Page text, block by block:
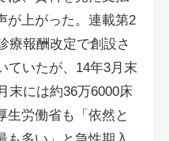
が上がった。連載第2
療報酬改定で創設さ
ていたが、14年3月末
末には約36万6000床
生労働省も「依然と